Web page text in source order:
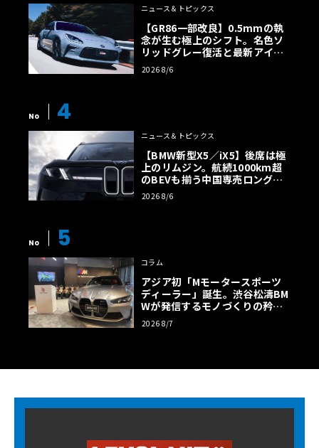
ニュース＆トピックス
【GR86一部改良】0.5mmの執
念が生む極上のシフト。名色ソ
リッドグレー復活と最新アイサ
イトでFRの極みへ
2026 8/6
No 4
ニュース＆トピックス
【BMW新型X5／iX5】後席は極
上のリムジン。航続1000km超
のBEVも揃う中国専売ロング仕
様の全貌
2026 8/6
No 5
コラム
アジア初「Mモータースポーツ
ディーラー」誕生。渋谷松濤BM
Wが発信するモノづくりの矜持
【木下隆之コラム】
2026 8/7